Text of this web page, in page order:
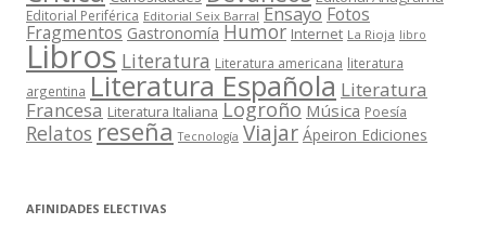
Editorial Periférica Editorial Seix Barral Ensayo Fotos
Fragmentos Gastronomía Humor Internet La Rioja libro
Libros Literatura Literatura americana literatura
argentina Literatura Española Literatura
Francesa Literatura Italiana Logroño Música Poesía
Relatos reseña Tecnología Viajar Ápeiron Ediciones
AFINIDADES ELECTIVAS